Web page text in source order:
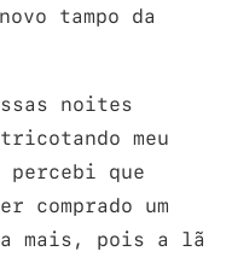
tampo da
noites
meu
que
comprado um
mais, pois a lã